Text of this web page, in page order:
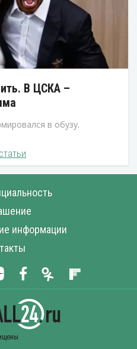
В ЦСКА –
в обузу.
информации